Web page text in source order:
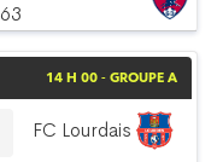
63
14 H 00 - GROUPE A
FC Lourdais